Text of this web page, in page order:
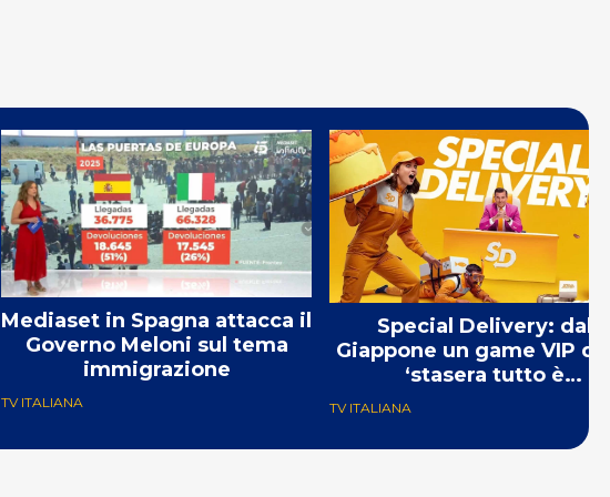
Mediaset in Spagna attacca il
Governo Meloni sul tema
immigrazione
TV ITALIANA
Special Delivery: dal
Giappone un game VIP
‘stasera tutto è
TV ITALIANA